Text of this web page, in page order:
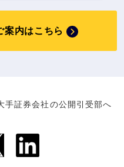
案内はこちら
手証券会社の公開引受部へ